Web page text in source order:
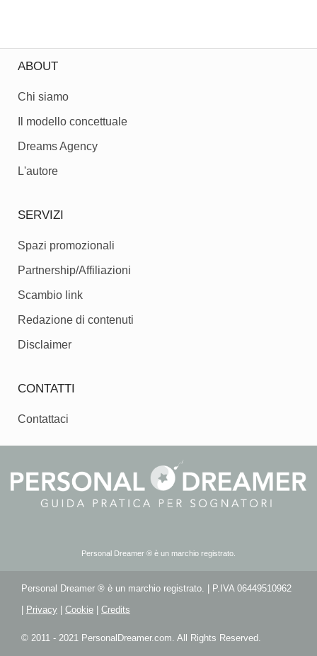
ABOUT
Chi siamo
Il modello concettuale
Dreams Agency
L'autore
SERVIZI
Spazi promozionali
Partnership/Affiliazioni
Scambio link
Redazione di contenuti
Disclaimer
CONTATTI
Contattaci
Personal Dreamer ® è un marchio registrato.
Personal Dreamer ® è un marchio registrato. | P.IVA 06449510962
| Privacy | Cookie | Credits
© 2011 - 2021 PersonalDreamer.com. All Rights Reserved.